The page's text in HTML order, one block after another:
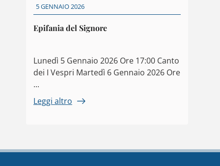
5 GENNAIO 2026
Epifania del Signore
Lunedì 5 Gennaio 2026 Ore 17:00 Canto
dei I Vespri Martedì 6 Gennaio 2026 Ore
...
Leggi altro